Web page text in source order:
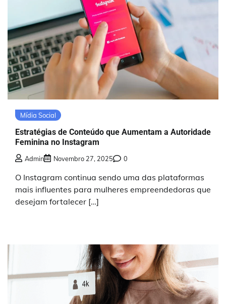
Mídia Social
Estratégias de Conteúdo que Aumentam a Autoridade
Feminina no Instagram
Admin Novembro 27, 2025 0
O Instagram continua sendo uma das plataformas
mais influentes para mulheres empreendedoras que
desejam fortalecer […]